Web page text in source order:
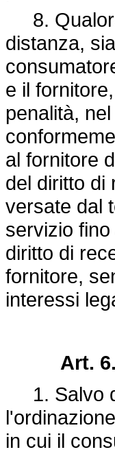
8.
distanza,
e il
penalità,
al fornitore
del diritto di
versate dal
servizio
diritto di
fornitore,
interessi
Art. 6.
1. Salvo
in cui il